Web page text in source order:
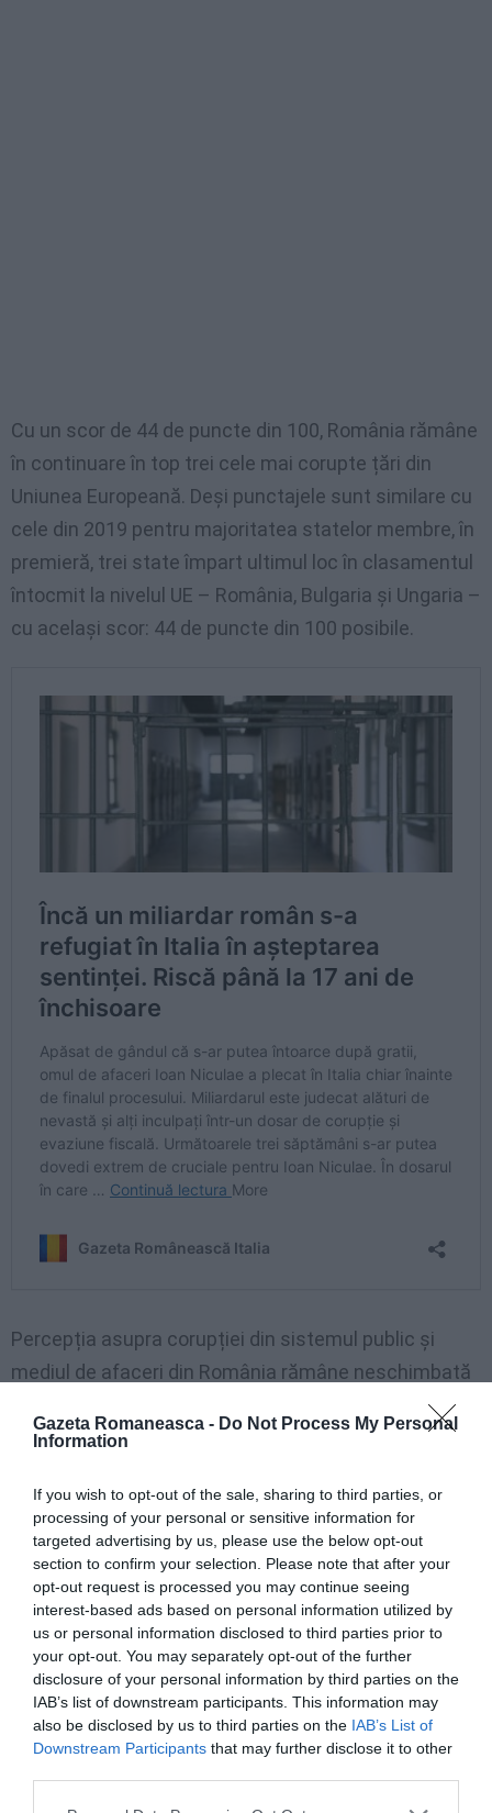
Gazeta Romaneasca - Do Not Process My Personal
Information
If you wish to opt-out of the sale, sharing to third parties, or
processing of your personal or sensitive information for
targeted advertising by us, please use the below opt-out
section to confirm your selection. Please note that after your
opt-out request is processed you may continue seeing
interest-based ads based on personal information utilized by
us or personal information disclosed to third parties prior to
your opt-out. You may separately opt-out of the further
disclosure of your personal information by third parties on the
IAB’s list of downstream participants. This information may
also be disclosed by us to third parties on the IAB’s List of
Downstream Participants that may further disclose it to other
Cu un scor de 44 de puncte din 100, România rămâne
în continuare în top trei cele mai corupte țări din
Uniunea Europeană. Deși punctajele sunt similare cu
cele din 2019 pentru majoritatea statelor membre, în
premieră, trei state împart ultimul loc în clasamentul
întocmit la nivelul UE – România, Bulgaria și Ungaria –
cu același scor: 44 de puncte din 100 posibile.
Percepția asupra corupției din sistemul public și
mediul de afaceri din România rămâne neschimbată
comparativ cu 2019, la fel și în cazul Ungariei, în timp
ce Bulgaria are un punct în plus față de anul anterior.
anul 2012, ceea ce arată că măsurile luate în aproape
10 ani nu au fost constante și nu au reușit să
schimbe percepția pe care experți independenți și
din mediul de afaceri o au cu privire la corupția din
România.
Lipsa de transparență în achizițiile publice,
subfinanțarea sistemului medical, lipsa unor măsuri
consecvente pentru digitalizarea proceselor